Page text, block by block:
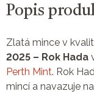
Popis
Zlatá mince v
2025 – Rok Hada
Perth Mint. Rok
mincí a navazuje